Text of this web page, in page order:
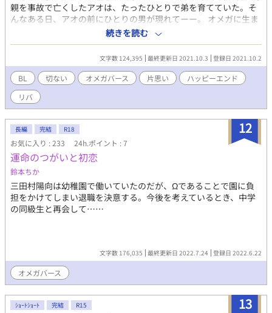
親を事故で亡くしたアオは、たったひとりで弟を育てていた。そ
んなある日、アオの前にひとりの男が現れてーー。 オメガに生ま
れたことを憎むアオと、“運命のつがい”の存在自体を否定するシ
オン。互いの存在を否定しながらも、惹かれ合うふたりは……。
運命とは、つがいとは何なのか。 ★リバ描写があります。苦手な
かたはご注意ください。 ★オメガバースです。 ★思わずハッと息
を呑んでしまうほど美しいイラストはshivaさん(@kiringo69)に描
いていただきました。
続きを読む
文字数 124,395 最終更新日 2021.10.3 登録日 2021.10.2
BL 切ない オメガバース 片思い
ハッピーエンド
リバ
12
長編 完結 R18
お気に入り : 233 24h.ポイント : 7
運命のつがいと初恋
鈴本ちか
三田村陽向は幼稚園で働いていたのだが、Ωであることで園に負
担をかけてしまい退職を決意する。今後を考えているとき、中学
の同級生と再会して……
文字数 176,035 最終更新日 2022.7.24 登録日 2022.6.22
オメガバース
13
ｼｮｰﾄｼｮｰﾄ 完結 R15